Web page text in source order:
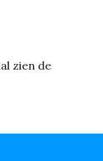
zien de